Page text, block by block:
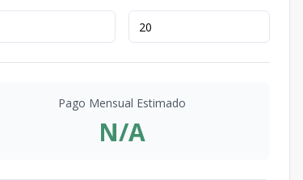
Pago Mensual Estimado
N/A